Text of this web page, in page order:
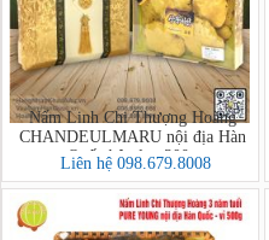
Nấm Linh Chi Thượng Hoàng
CHANDEULMARU nội địa Hàn
Quốc hộp lụa 300g
Liên hệ 098.679.8008